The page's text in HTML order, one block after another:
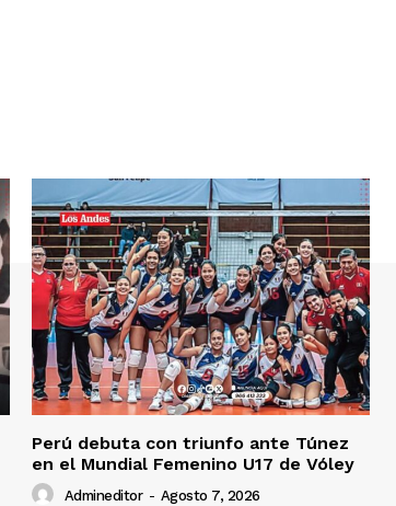
Perú debuta con triunfo ante Túnez
en el Mundial Femenino U17 de Vóley
Admineditor - Agosto 7, 2026